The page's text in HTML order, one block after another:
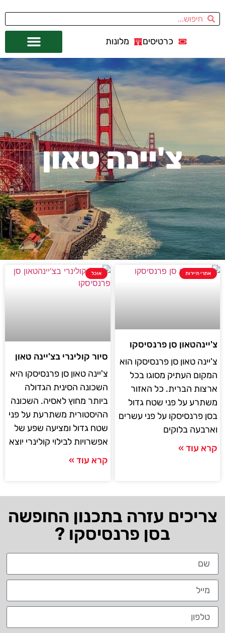
כרטיסים מלונות
צ'יינה טאון
אתרי תיירות
צ'יינהטאון סן פרנסיסקו
צ'יינה טאון סן פרנסיסקו הוא
המקום העתיק מסוגו בכל
ארצות הברית. כל האזור
משתרע על פני שטח גדול
בסן פרנסיסקו על פני עשרים
וארבעה בלוקים
קרא עוד »
אוכל
סיור קולינרי בצ'יינה טאון
צ'יינה טאון סן פרנסיסקו היא
השכונה הסינית הגדולה
ביותר מחוץ לאסיה. השכונה
ההיסטורית משתרעת על פני
שטח גדול ומציעה שפע של
אפשרויות לבילוי קולינרי יוצא
קרא עוד »
צריכים עזרה בתכנון החופשה
בסן פרנסיסקו ?